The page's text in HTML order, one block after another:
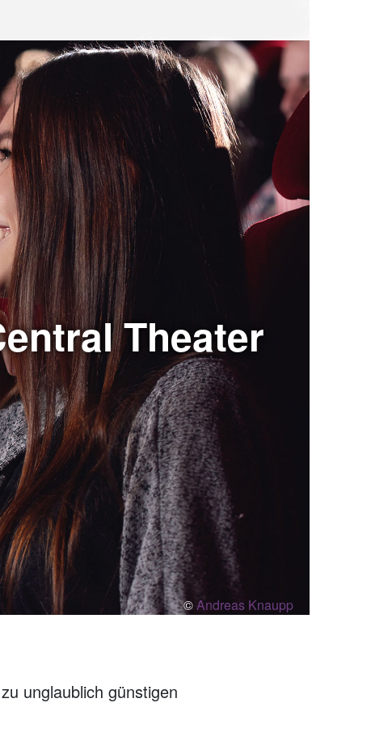
Theater
©Andreas Knaupp
unglaublich günstigen